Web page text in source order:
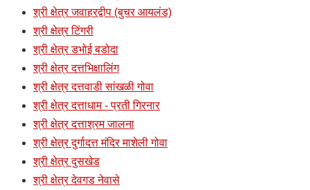
श्री क्षेत्र जवाहरद्वीप (बुचर आयलंड)
श्री क्षेत्र टिंगरी
श्री क्षेत्र डभोई बडोदा
श्री क्षेत्र दत्तभिक्षालिंग
श्री क्षेत्र दत्तवाडी सांखळी गोवा
श्री क्षेत्र दत्ताधाम - प्रती गिरनार
श्री क्षेत्र दत्ताश्रम जालना
श्री क्षेत्र दुर्गादत्त मंदिर माशेली गोवा
श्री क्षेत्र दुसखेड
श्री क्षेत्र देवगड नेवासे